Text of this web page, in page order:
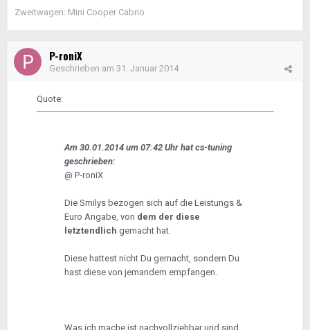
Zweitwagen: Mini Cooper Cabrio
P-roniX
Geschrieben am 31. Januar 2014
Quote:
Am 30.01.2014 um 07:42 Uhr hat cs-tuning
geschrieben:
@ P-roniX
Die Smilys bezogen sich auf die Leistungs &
Euro Angabe, von dem der diese
letztendlich gemacht hat.
Diese hattest nicht Du gemacht, sondern Du
hast diese von jemandem empfangen.
Was ich mache ist nachvollziehbar und sind